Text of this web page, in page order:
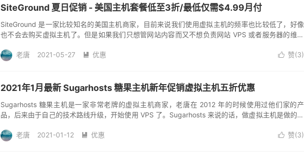
SiteGround 夏日促销 - 美国主机套餐低至3折/最低仅需$4.99月付
SiteGround 是一家比较知名的美国主机商家，目前来说我们使用虚拟主机的频率也比较低了，好像
也不会去购买虚拟主机了。但是如果我们只想管网站内容而又不想负责网站 VPS 或者服务器的维护
 赞(3)
老唐 2021-05-27  优惠
2021年1月最新 Sugarhosts 糖果主机新年促销虚拟主机五折优惠
Sugarhosts 糖果主机是一家非常老牌的虚拟主机商家，老唐在 2012 年的时候使用过他们家的产
品，后来由于自己的技术路线升级，开始使用 VPS 了。Sugarhosts 来说的话，做虚拟主机是做的非
 赞(3)
老唐 2021-01-12  优惠